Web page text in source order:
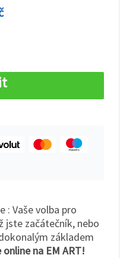
: Vaše volba pro
jste začátečník, nebo
základem
na EM ART!